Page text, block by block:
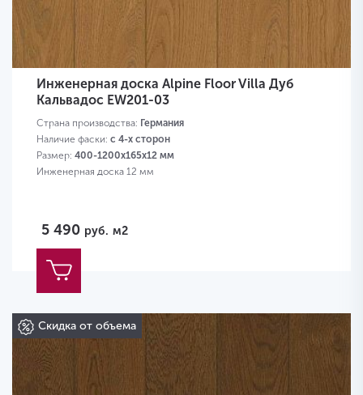
Инженерная доска Alpine Floor Villa Дуб
Кальвадос EW201-03
Страна производства: Германия
Наличие фаски: с 4-х сторон
Размер: 400-1200х165х12 мм
Инженерная доска 12 мм
5 490 руб. м2
Скидка от объема